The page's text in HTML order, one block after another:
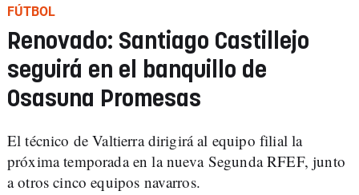
FÚTBOL
Renovado: Santiago Castillejo
seguirá en el banquillo de
Osasuna Promesas
El técnico de Valtierra dirigirá al equipo filial la
próxima temporada en la nueva Segunda RFEF, junto
a otros cinco equipos navarros.